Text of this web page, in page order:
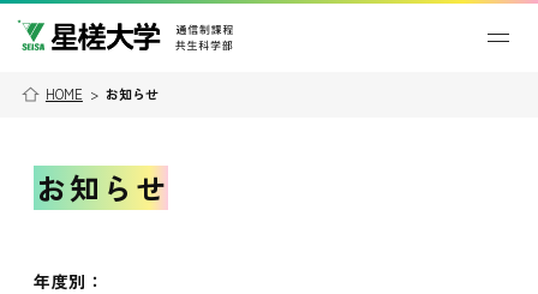
HOME > お知らせ
お知らせ
年度別 ：